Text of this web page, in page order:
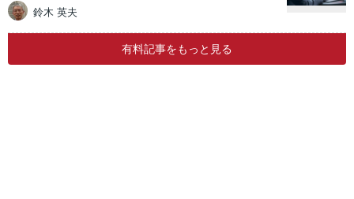
鈴木 英夫
有料記事をもっと見る